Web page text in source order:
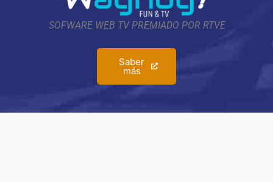
SOFWARE WEB TV PREMIADO POR RTVE
Saber
más